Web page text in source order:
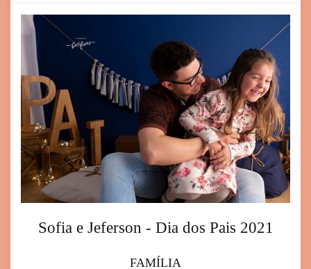
Sofia e Jeferson - Dia dos Pais 2021
FAMÍLIA